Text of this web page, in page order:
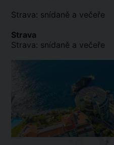
Strava: snídaně a večeře
Strava
Strava: snídaně a večeře